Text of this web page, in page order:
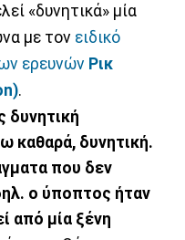
«δυνητικά» μία
με τον ειδικό
ερευνών Ρικ
.
δυνητική
καθαρά, δυνητική.
που δεν
ο ύποπτος ήταν
από μία ξένη